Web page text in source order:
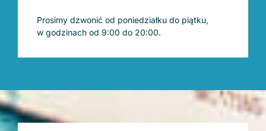
Prosimy dzwonić od poniedziałku do piątku,
w godzinach od 9:00 do 20:00.